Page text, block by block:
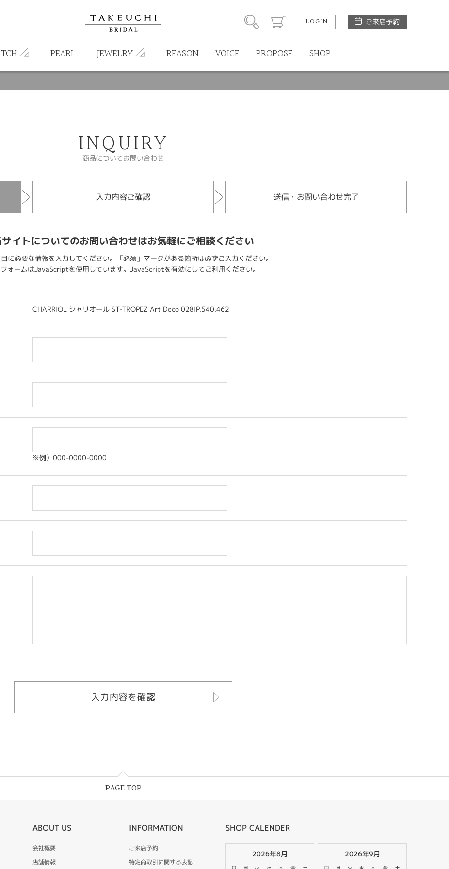
LOGIN ご来店予約
PEARL JEWELRY REASON VOICE PROPOSE SHOP
INQUIRY
商品についてお問い合わせ
入力内容ご確認 送信・お問い合わせ完了
イトについてのお問い合わせはお気軽にご相談ください
に必要な情報を入力してください。「必須」マークがある箇所は必ずご入力ください。
ォームはJavaScriptを使用しています。JavaScriptを有効にしてご利用ください。
CHARRIOL シャリオール ST-TROPEZ Art Deco 028IP.540.462
※例）000-0000-0000
PAGE TOP
ABOUT US
会社概要
店舗情報
INFORMATION
ご来店予約
特定商取引に関する表記
SHOP CALENDER
2026年8月 2026年9月